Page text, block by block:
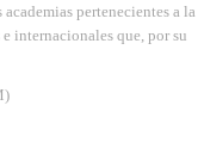
pertenecientes a la
internacionales que, por su